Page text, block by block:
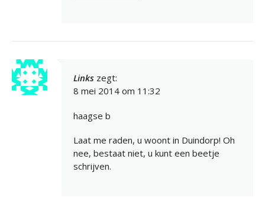
Links zegt:
8 mei 2014 om 11:32
haagse b
Laat me raden, u woont in Duindorp! Oh
nee, bestaat niet, u kunt een beetje
schrijven.